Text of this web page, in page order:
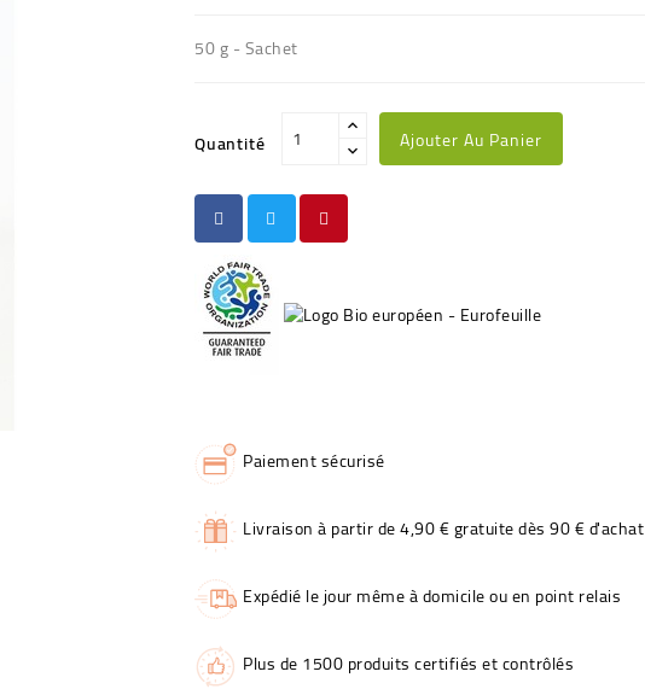
50 g - Sachet
Quantité Ajouter Au Panier
Paiement sécurisé
Livraison à partir de 4,90 € gratuite dès 90 € d'achat
Expédié le jour même à domicile ou en point relais
Plus de 1500 produits certifiés et contrôlés